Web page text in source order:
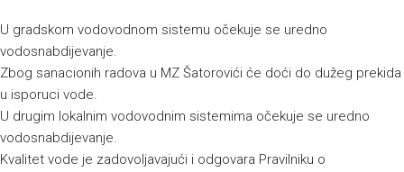
U gradskom vodovodnom sistemu očekuje se uredno
vodosnabdijevanje.
Zbog sanacionih radova u MZ Šatorovići će doći do dužeg prekida
u isporuci vode.
U drugim lokalnim vodovodnim sistemima očekuje se uredno
vodosnabdijevanje.
Kvalitet vode je zadovoljavajući i odgovara Pravilniku o